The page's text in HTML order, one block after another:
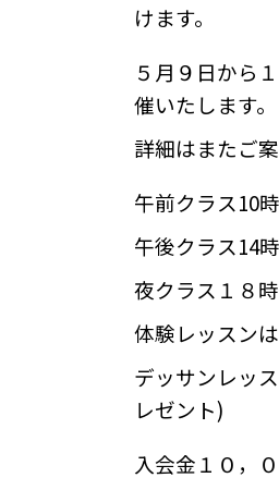
けます。
５月９日から
催いたします。
詳細はまたご
午前クラス10
午後クラス14
夜クラス１８
体験レッスン
デッサンレッ
レゼント)
入会金１０，